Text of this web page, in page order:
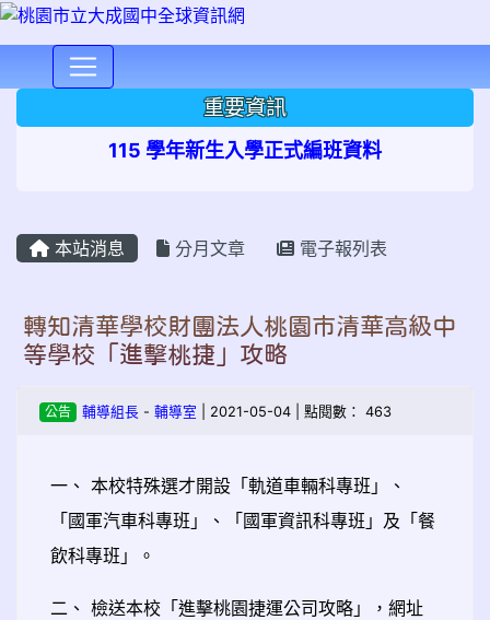
重要資訊
115 學年新生入學正式編班資料
本站消息 分月文章 電子報列表
轉知清華學校財團法人桃園市清華高級中
等學校「進擊桃捷」攻略
公告 輔導組長- 輔導室 | 2021-05-04 | 點閱數： 463
一、 本校特殊選才開設「軌道車輛科專班」、
「國軍汽車科專班」、「國軍資訊科專班」及「餐
飲科專班」。
二、 檢送本校「進擊桃園捷運公司攻略」，網址